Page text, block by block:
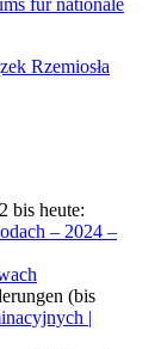
für nationale
Rzemiosła
bis heute:
– 2024 –
(bis
|